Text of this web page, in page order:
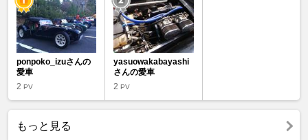
ponpoko_izuさんの
愛車
2 PV
yasuowakabayashi
さんの愛車
2PV
もっと見る